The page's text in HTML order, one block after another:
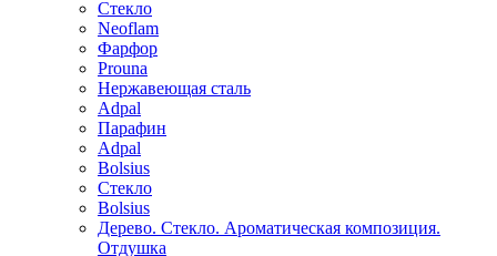
Стекло
Neoflam
Фарфор
Prouna
Нержавеющая сталь
Adpal
Парафин
Adpal
Bolsius
Стекло
Bolsius
Дерево. Стекло. Ароматическая композиция.
Отдушка